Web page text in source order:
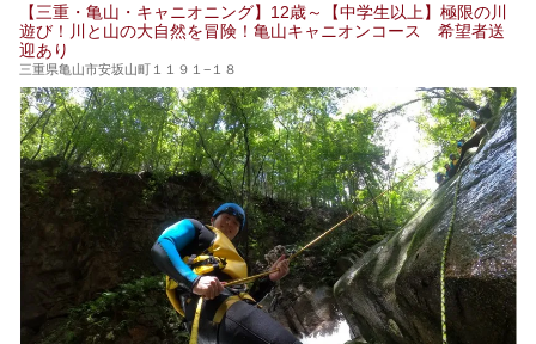
【三重・亀山・キャニオニング】12歳～【中学生以上】極限の川
遊び！川と山の大自然を冒険！亀山キャニオンコース 希望者送
迎あり
三重県亀山市安坂山町１１９１−１８